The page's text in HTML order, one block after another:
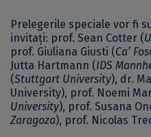
Prelegerile speciale vor fi
invitaţi: prof. Sean Cotter (
prof. Giuliana Giusti (Ca’
Jutta Hartmann (IDS
(Stuttgart University), dr.
University), prof. Noemi
University), prof. Susana
Zaragoza), prof. Nicolas